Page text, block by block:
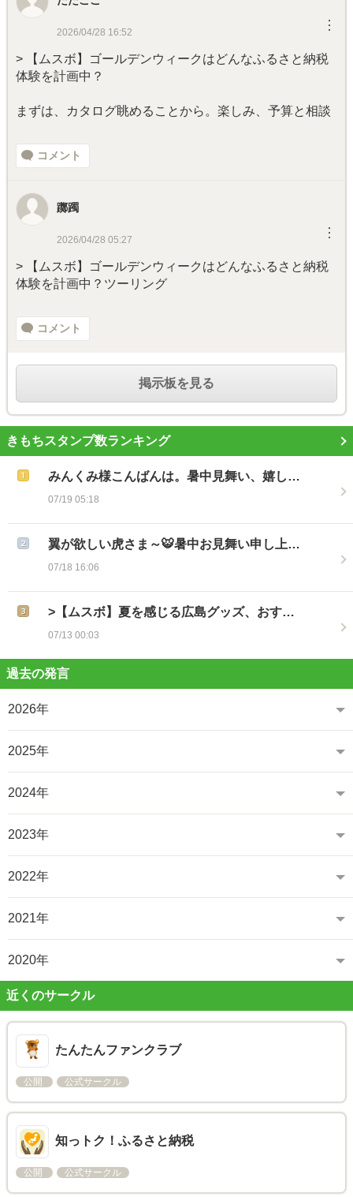
2026/04/28 16:52 ︙
> 【ムスボ】ゴールデンウィークはどんなふるさと納税
体験を計画中？
まずは、カタログ眺めることから。楽しみ、予算と相談
コメント
躑躅
2026/04/28 05:27 ︙
> 【ムスボ】ゴールデンウィークはどんなふるさと納税
体験を計画中？ツーリング
コメント
掲示板を見る
きもちスタンプ数ランキング
みんくみ様こんばんは。暑中見舞い、嬉し…
07/19 05:18
翼が欲しい虎さま～🐯暑中お見舞い申し上…
07/18 16:06
>【ムスボ】夏を感じる広島グッズ、おす…
07/13 00:03
過去の発言
2026年
2025年
2024年
2023年
2022年
2021年
2020年
近くのサークル
たんたんファンクラブ
公開 公式サークル
知っトク！ふるさと納税
公開 公式サークル